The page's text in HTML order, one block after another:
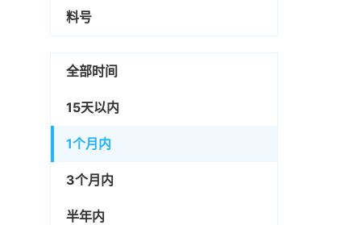
料号
全部时间
15天以内
1个月内
3个月内
半年内